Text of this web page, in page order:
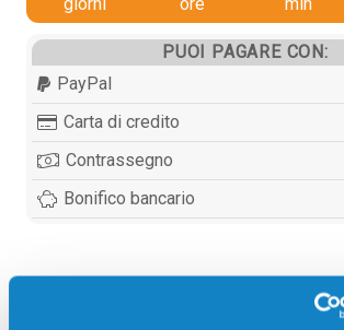
PUOI PAGARE CON:
PayPal
Carta di credito
Contrassegno
Bonifico bancario